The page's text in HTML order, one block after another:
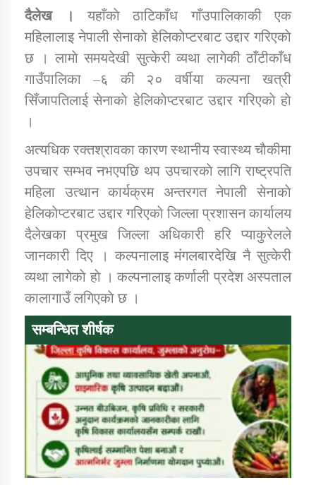
कर्णाली प्रविधि शिक्षालय जुम्लाको सुचना
सामाजिक बिकास कार्यालय जुम्लाकाे सुचना
कार्यक्रम कार्यान्वयन एकाई जुम्लाको सुचना
कर्णाली प्राविधि शिक्षालय जुम्लाको सुचना
दैलेख ।
यहाँकाे ठाटिकाँध गाँउपालिकाकी एक
महिलालाइ नेपाली सेनाकाे हेलिकाेप्टरबाट उद्दार गरिएकाे
छ । लामाे समयदेखी सुत्केरी व्यथा लागेकी ठाँटीकाँध
गाउँपालिका –६ की २० वर्षीया कल्पना खत्री
सिँजापतिलाई सेनाकाे हेलिकाेप्टरबाट उद्दार गरिएकाे हाे
।
अत्यधिक रक्तश्रावका कारण स्थानीय स्वास्थ्य चाैकीमा
उपचार सम्भव नभएपछि थप उपचारकाे लागि राष्ट्रपति
महिला उत्थान कार्यक्रम अन्तरगत नेपाली सेनाकाे
हेलिकाेप्टरबाट उद्दार गरिएकाे जिल्ला प्रशासन कार्यालय
दैलेखका प्रमुख जिल्ला अधिकारी हरि प्याकुरेलले
जानकारी दिए । कल्पनालाइ मंगलबारदेखि नै सुत्केरी
व्यथा लागेकाे हाे । कल्पनालाइ कर्णाली प्रदेश अस्पताल
कालागाउँ लगिएकाे छ ।
सम्बन्धित शीर्षक